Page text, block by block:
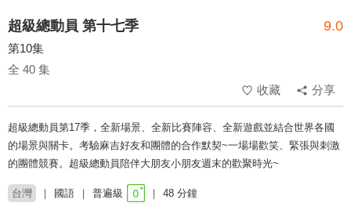
超級總動員 第十七季 9.0
第10集
全 40 集
收藏
分享
超級總動員第17季，全新場景、全新比賽陣容、全新遊戲並結合世界各國
的場景與關卡。考驗麻吉好友和團體的合作默契~一場場歡笑、緊張與刺激
的團體競賽。超級總動員陪伴大朋友小朋友週末的歡聚時光~
台灣 國語 普遍級 48 分鐘